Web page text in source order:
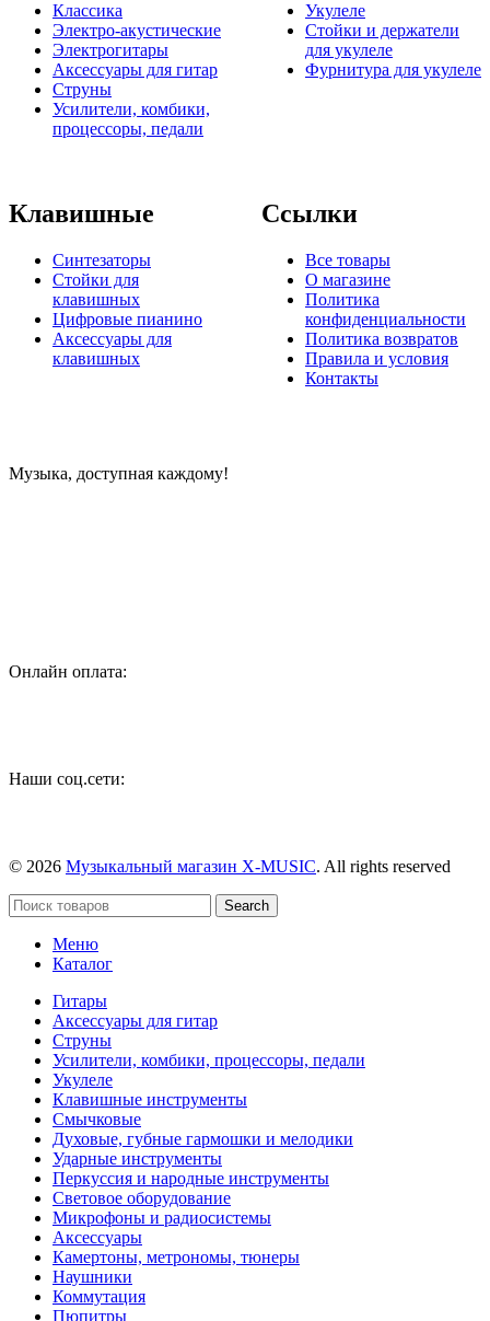
Классика
Электро-акустические
Электрогитары
Аксессуары для гитар
Струны
Усилители, комбики,
процессоры, педали
Укулеле
Стойки и держатели
для укулеле
Фурнитура для укулеле
Клавишные
Синтезаторы
Стойки для
клавишных
Цифровые пианино
Аксессуары для
клавишных
Ссылки
Все товары
О магазине
Политика
конфиденциальности
Политика возвратов
Правила и условия
Контакты
Музыка, доступная каждому!
Онлайн оплата:
Наши соц.сети:
© 2026 Музыкальный магазин X-MUSIC. All rights reserved
Search
Меню
Каталог
Гитары
Аксессуары для гитар
Струны
Усилители, комбики, процессоры, педали
Укулеле
Клавишные инструменты
Смычковые
Духовые, губные гармошки и мелодики
Ударные инструменты
Перкуссия и народные инструменты
Световое оборудование
Микрофоны и радиосистемы
Аксессуары
Камертоны, метрономы, тюнеры
Наушники
Коммутация
Пюпитры